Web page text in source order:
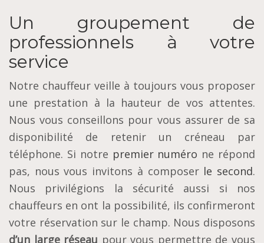
Un groupement de
professionnels à votre
service
Notre chauffeur veille à toujours vous proposer
une prestation à la hauteur de vos attentes.
Nous vous conseillons pour vous assurer de sa
disponibilité de retenir un créneau par
téléphone. Si notre premier numéro ne répond
pas, nous vous invitons à composer le second.
Nous privilégions la sécurité aussi si nos
chauffeurs en ont la possibilité, ils confirmeront
votre réservation sur le champ. Nous disposons
d’un large réseau pour vous permettre de vous